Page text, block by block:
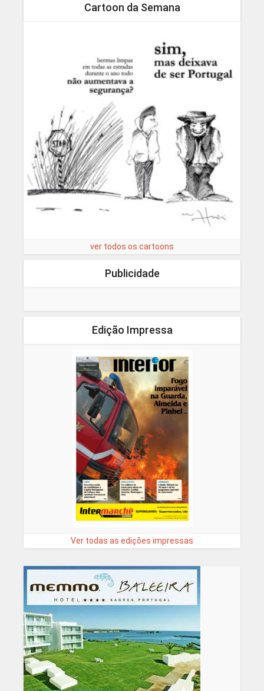
Cartoon da Semana
ver todos os cartoons
Publicidade
Edição Impressa
Ver todas as edições impressas